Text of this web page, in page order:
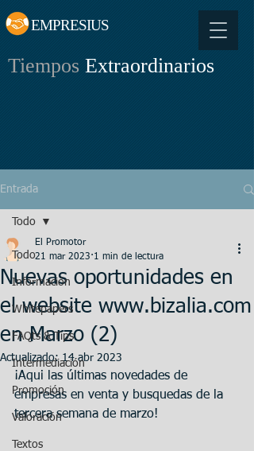
EMPRESIUS
Tiempos Extraordinarios
Entrada
Todo
Información
Whitepapers
FAQts & Tips
Intermediación
Promoción
Valoración
Textos
Todo
Nuevas oportunidades en
el website www.bizalia.com
en Marzo (2)
El Promotor
21 mar 2023 1 min de lectura
Actualizado:14 abr 2023
¡Aqui las últimas novedades de
empresas en venta y busquedas de la
tercera semana de marzo!